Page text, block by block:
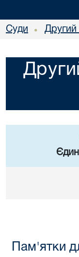
Суди • Другий
Пам'ятки